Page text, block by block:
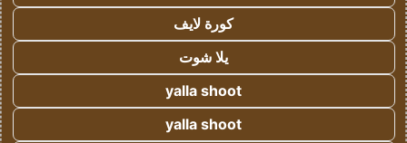
كورة لايف
يلا شوت
yalla shoot
yalla shoot